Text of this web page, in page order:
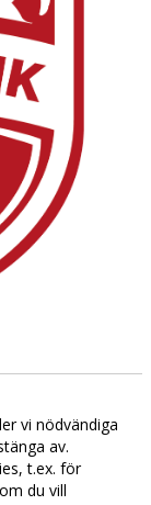
vi nödvändiga
av.
t.ex. för
du vill